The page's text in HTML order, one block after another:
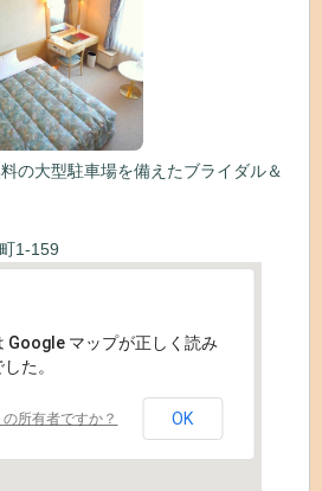
の大型駐車場を備えたブライダル＆
1-159
Google マップが正しく読み
た。
所有者ですか？ OK